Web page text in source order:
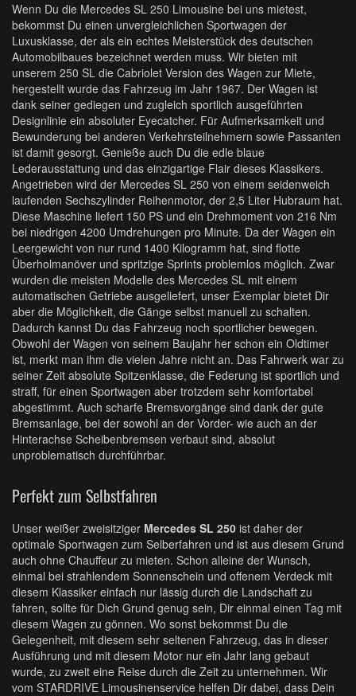
Wenn Du die Mercedes SL 250 Limousine bei uns mietest,
bekommst Du einen unvergleichlichen Sportwagen der
Luxusklasse, der als ein echtes Meisterstück des deutschen
Automobilbaues bezeichnet werden muss. Wir bieten mit
unserem 250 SL die Cabriolet Version des Wagen zur Miete,
hergestellt wurde das Fahrzeug im Jahr 1967. Der Wagen ist
dank seiner gediegen und zugleich sportlich ausgeführten
Designlinie ein absoluter Eyecatcher. Für Aufmerksamkeit und
Bewunderung bei anderen Verkehrsteilnehmern sowie Passanten
ist damit gesorgt. Genieße auch Du die edle blaue
Lederausstattung und das einzigartige Flair dieses Klassikers.
Angetrieben wird der Mercedes SL 250 von einem seidenweich
laufenden Sechszylinder Reihenmotor, der 2,5 Liter Hubraum hat.
Diese Maschine liefert 150 PS und ein Drehmoment von 216 Nm
bei niedrigen 4200 Umdrehungen pro Minute. Da der Wagen ein
Leergewicht von nur rund 1400 Kilogramm hat, sind flotte
Überholmanöver und spritzige Sprints problemlos möglich. Zwar
wurden die meisten Modelle des Mercedes SL mit einem
automatischen Getriebe ausgeliefert, unser Exemplar bietet Dir
aber die Möglichkeit, die Gänge selbst manuell zu schalten.
Dadurch kannst Du das Fahrzeug noch sportlicher bewegen.
Obwohl der Wagen von seinem Baujahr her schon ein Oldtimer
ist, merkt man ihm die vielen Jahre nicht an. Das Fahrwerk war zu
seiner Zeit absolute Spitzenklasse, die Federung ist sportlich und
straff, für einen Sportwagen aber trotzdem sehr komfortabel
abgestimmt. Auch scharfe Bremsvorgänge sind dank der gute
Bremsanlage, bei der sowohl an der Vorder- wie auch an der
Hinterachse Scheibenbremsen verbaut sind, absolut
unproblematisch durchführbar.
Perfekt zum Selbstfahren
Unser weißer zweisitziger Mercedes SL 250 ist daher der
optimale Sportwagen zum Selberfahren und ist aus diesem Grund
auch ohne Chauffeur zu mieten. Schon alleine der Wunsch,
einmal bei strahlendem Sonnenschein und offenem Verdeck mit
diesem Klassiker einfach nur lässig durch die Landschaft zu
fahren, sollte für Dich Grund genug sein, Dir einmal einen Tag mit
diesem Wagen zu gönnen. Wo sonst bekommst Du die
Gelegenheit, mit diesem sehr seltenen Fahrzeug, das in dieser
Ausführung und mit diesem Motor nur ein Jahr lang gebaut
wurde, zu zweit eine Reise durch die Zeit zu unternehmen. Wir
vom STARDRIVE Limousinenservice helfen Dir dabei, dass Dein